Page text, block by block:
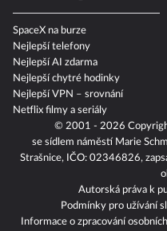
© 2001 - 2026
se sídlem náměstí Marie
Strašnice, IČO: 02346826,
Autorská práva k
Podmínky pro užívání
Informace o zpracování
SpaceX na burze
Nejlepší telefony
Nejlepší AI zdarma
Nejlepší chytré hodinky
Nejlepší VPN – srovnání
Netflix filmy a seriály